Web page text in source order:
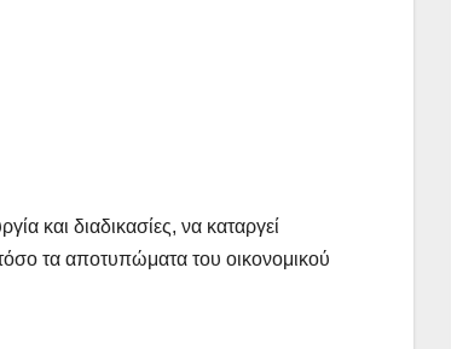
και διαδικασίες, να καταργεί
τα αποτυπώματα του οικονομικού